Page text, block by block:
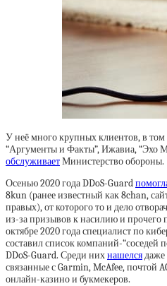
У неё много крупных клиентов, в
“Аргументы и Факты”, Ижавиа, “Эхо
обслуживаетМинистерство обороны.
Осенью 2020 года DDoS-Guard
8kun (ранее известный как 8chan,
правых), от которого то и дело
из-за призывов к насилию и прочего
октябре 2020 года специалист по
составил список компаний-“соседей
DDoS-Guard. Среди нихнашелсядаже
связанные с Garmin, McAfee, почтой
онлайн-казино и букмекеров.